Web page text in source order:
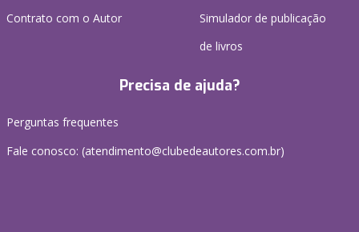
Contrato com o Autor
Simulador de publicação
de livros
Precisa de ajuda?
Perguntas frequentes
Fale conosco: (atendimento@clubedeautores.com.br)